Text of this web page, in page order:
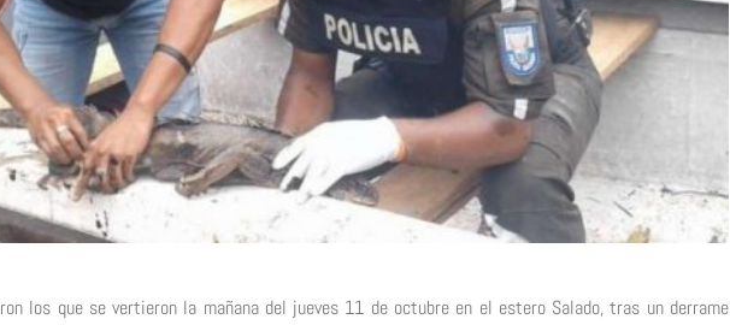
los que se vertieron la mañana del jueves 11 de octubre en el estero Salado, tras un derrame